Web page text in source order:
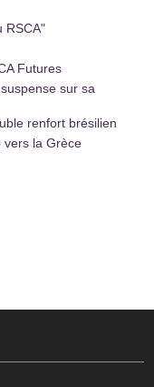
RSCA"
Futures
sur sa
renfort brésilien
vers la Grèce